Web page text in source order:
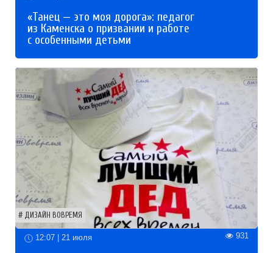
«Танец — это моя дорога»: педагог
из Каменска о призвании и работе
с особенными детьми
ДИЗАЙН ВОВРЕМЯ
12:07 | 21 июля 931